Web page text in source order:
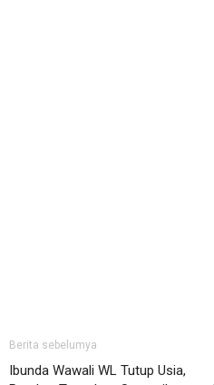
Berita sebelumya
Ibunda Wawali WL Tutup Usia,